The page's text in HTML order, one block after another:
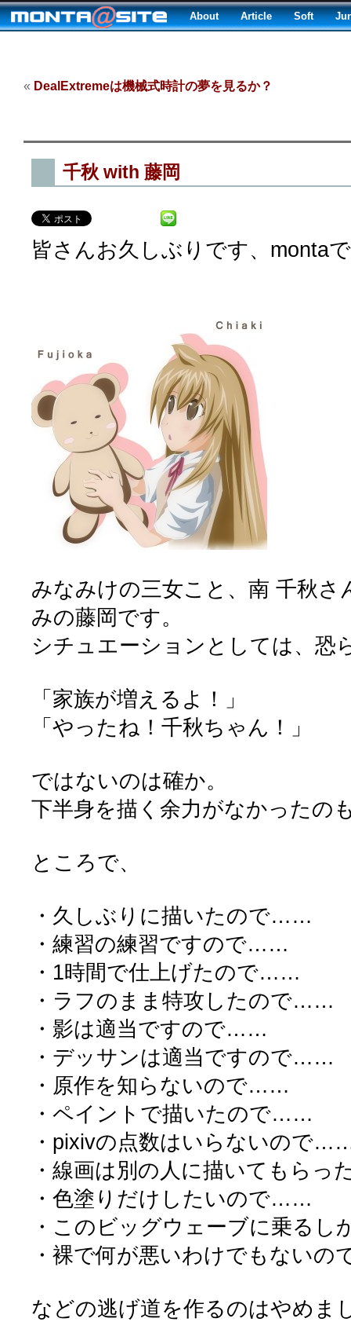
About Article Soft
« DealExtremeは機械式時計の夢を見るか？
千秋 with 藤岡
皆さんお久しぶりです、monta
みなみけの三女こと、南 千秋
みの藤岡です。
シチュエーションとしては、恐
「家族が増えるよ！」
「やったね！千秋ちゃん！」
ではないのは確か。
下半身を描く余力がなかったの
ところで、
・久しぶりに描いたので……
・練習の練習ですので……
・1時間で仕上げたので……
・ラフのまま特攻したので……
・影は適当ですので……
・デッサンは適当ですので……
・原作を知らないので……
・ペイントで描いたので……
・pixivの点数はいらないので
・線画は別の人に描いてもら
・色塗りだけしたいので……
・このビッグウェーブに乗る
・裸で何が悪いわけでもない
などの逃げ道を作るのはやめま